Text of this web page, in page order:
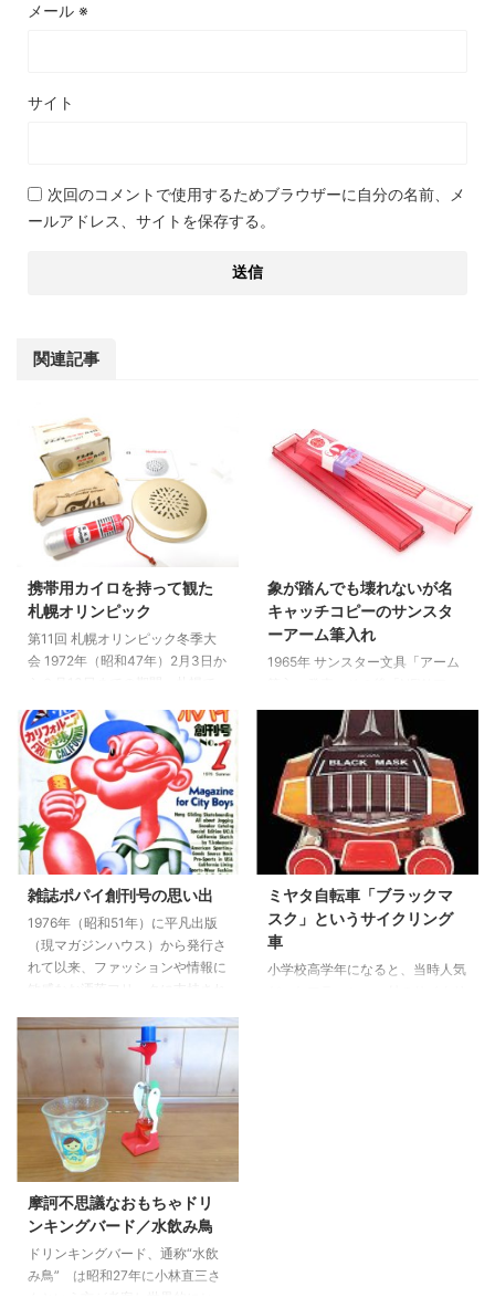
メール ※
サイト
次回のコメントで使用するためブラウザーに自分の名前、メ
ールアドレス、サイトを保存する。
関連記事
携帯用カイロを持って観た
札幌オリンピック
第11回 札幌オリンピック冬季大
会 1972年（昭和47年）2月3日か
キー、スケート、アイスホッケ
ー、バイアスロン、ボブスレー、
リュージュの6競技35種目が11日
間にわたって繰り広げられまし
た。 連日、テレビではオリンピ
ックの話題で盛り上がっていて、
テーマソングとなった「虹と雪の
い大ヒットしていました。 世界
中の選手達の活躍をダイジェスト
動画で流しながら、この曲がかか
るとすごく感動的でした。 この
象が踏んでも壊れないが名
キャッチコピーのサンスタ
ーアーム筆入れ
1965年 サンスター文具「アーム
ム筆入れ」として再販されまし
た。 最大1.5トンの荷重に耐えら
れるという実験結果が出ていると
いう最強筆入れ。 “ポリカーボネ
ート”という当時はまだ珍しかっ
た強度の高い素材を使い、筆箱の
一大ブームを築いたシンプルな作
りの筆箱。実際にアーム筆入を象
に踏ませるというインパクトのあ
るCMで有名、更にキャッチフレ
ーズは「象が踏んでも壊れない」
と強度をアピールして爆発的に売
れました。 現実には、象は筆箱
雑誌ポパイ創刊号の思い出
1976年（昭和51年）に平凡出版
（現マガジンハウス）から発行さ
れて以来、ファッションや情報に
しか最初は季刊雑誌としてスター
トしていたと思います。 （副題
に、“Men's an-an”とあるのも見
逃せません） 発売当時、まだ高
校生だったのであまりこの雑誌に
興味がなく、自分で買って読み始
めたのは大学に入ってからだった
際に先輩の部屋を見せてもらった
時、綺麗に整頓された本棚の建築
関係の専門書に混じってポパイが
創刊号から ...
ミヤタ自転車「ブラックマ
スク」というサイクリング
車
小学校高学年になると、当時人気
摩訶不思議なおもちゃドリ
ンキングバード／水飲み鳥
ドリンキングバード、通称“水飲
み鳥” は昭和27年に小林直三さ